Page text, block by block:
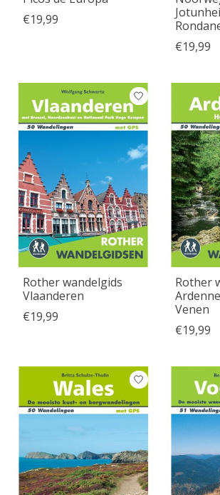
€19,99
€19,99
Rother wandelgids
Vlaanderen
€19,99
Rother
Venen
€19,99